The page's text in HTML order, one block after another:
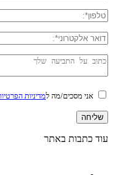
אני מסכים/מה למדיניות
עוד כתבות באתר